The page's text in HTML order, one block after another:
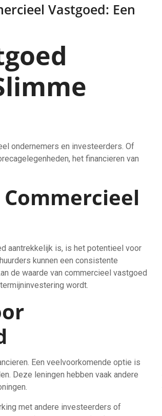
Vastgoed: Een
ondernemers en investeerders. Of
het financieren van
aantrekkelijk is, is het potentieel voor
kunnen een consistente
de waarde van commercieel vastgoed
wordt.
Een veelvoorkomende optie is
Deze leningen hebben vaak andere
met andere investeerders of